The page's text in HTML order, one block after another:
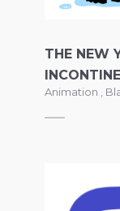
THE NEW
Animation